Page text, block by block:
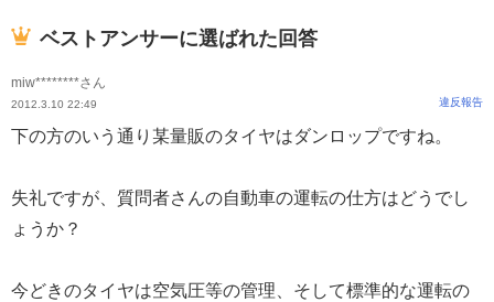
ベストアンサーに選ばれた回答
miw********さん
2012.3.10 22:49 違反報告
下の方のいう通り某量販のタイヤはダンロップですね。
失礼ですが、質問者さんの自動車の運転の仕方はどうでし
ょうか？
今どきのタイヤは空気圧等の管理、そして標準的な運転の